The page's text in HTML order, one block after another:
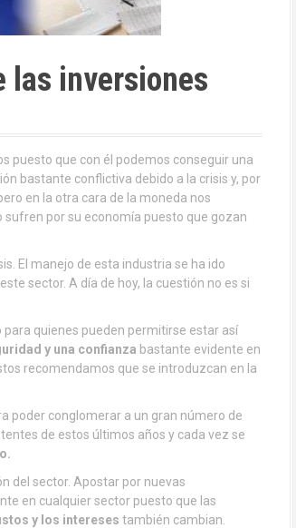
las inversiones
puesto que con él podemos conseguir una
bastante conflictiva debido a la crisis y, por
en la otra cara de la moneda nos
por su economía puesto que gozan
El manejo de esta industria se ha ido
sector. A día de hoy, la cuestión no es si
para quienes pueden permitirse estar así
y una confianza bastante evidente en
recomendamos que se introduzcan en la
poder conglomerar a un gran número de
de estos últimos años y cada vez se
del sector. Apostar por nuevas
en cualquier sector puesto que las
y los intereses también cambian.